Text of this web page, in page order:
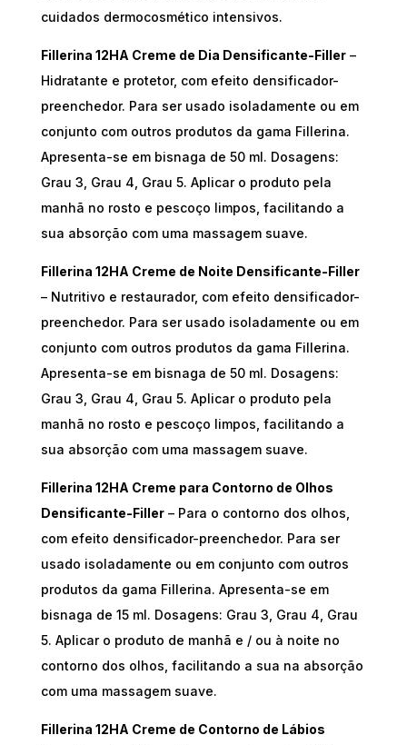
cuidados dermocosmético intensivos.
Fillerina 12HA Creme de Dia Densificante-Filler–
Hidratante e protetor, com efeito densificador-
preenchedor. Para ser usado isoladamente ou em
conjunto com outros produtos da gama Fillerina.
Apresenta-se em bisnaga de 50 ml. Dosagens:
Grau 3, Grau 4, Grau 5. Aplicar o produto pela
manhã no rosto e pescoço limpos, facilitando a
sua absorção com uma massagem suave.
Fillerina 12HA Creme de Noite Densificante-Filler
– Nutritivo e restaurador, com efeito densificador-
preenchedor. Para ser usado isoladamente ou em
conjunto com outros produtos da gama Fillerina.
Apresenta-se em bisnaga de 50 ml. Dosagens:
Grau 3, Grau 4, Grau 5. Aplicar o produto pela
manhã no rosto e pescoço limpos, facilitando a
sua absorção com uma massagem suave.
Fillerina 12HA Creme para Contorno de Olhos
Densificante-Filler– Para o contorno dos olhos,
com efeito densificador-preenchedor. Para ser
usado isoladamente ou em conjunto com outros
produtos da gama Fillerina. Apresenta-se em
bisnaga de 15 ml. Dosagens: Grau 3, Grau 4, Grau
5. Aplicar o produto de manhã e / ou à noite no
contorno dos olhos, facilitando a sua na absorção
com uma massagem suave.
Fillerina 12HA Creme de Contorno de Lábios